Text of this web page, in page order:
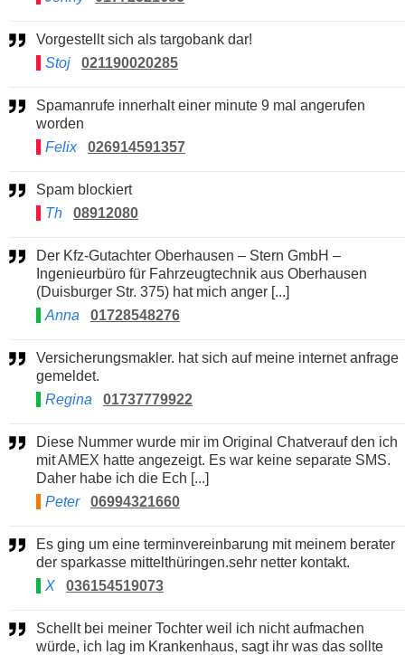
Vorgestellt sich als targobank dar!
Stoj
021190020285
Spamanrufe innerhalt einer minute 9 mal angerufen
worden
Felix
026914591357
Spam blockiert
Th
08912080
Der Kfz-Gutachter Oberhausen – Stern GmbH –
Ingenieurbüro für Fahrzeugtechnik aus Oberhausen
(Duisburger Str. 375) hat mich anger [...]
Anna
01728548276
Versicherungsmakler. hat sich auf meine internet anfrage
gemeldet.
Regina
01737779922
Diese Nummer wurde mir im Original Chatverauf den ich
mit AMEX hatte angezeigt. Es war keine separate SMS.
Daher habe ich die Ech [...]
Peter
06994321660
Es ging um eine terminvereinbarung mit meinem berater
der sparkasse mittelthüringen.sehr netter kontakt.
X
036154519073
Schellt bei meiner Tochter weil ich nicht aufmachen
würde, ich lag im Krankenhaus, sagt ihr was das sollte